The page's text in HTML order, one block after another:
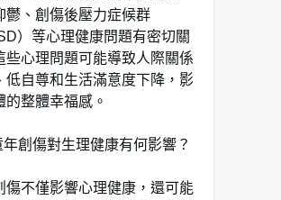
鬱、創傷後壓力症候群
）等心理健康問題有密切關
些心理問題可能導致人際關係
低自尊和生活滿意度下降，影
的整體幸福感。
年創傷對生理健康有何影響？
傷不僅影響心理健康，還可能